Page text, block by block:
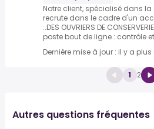
Notre client, spécialisé dans
recrute dans le cadre d'un
:.DES OUVRIERS DE
poste bout de ligne : contrôle
Dernière mise à jour : il y a
1 2
Autres questions fréquentes